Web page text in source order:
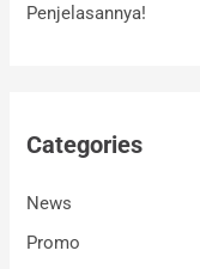
Penjelasannya!
Categories
News
Promo